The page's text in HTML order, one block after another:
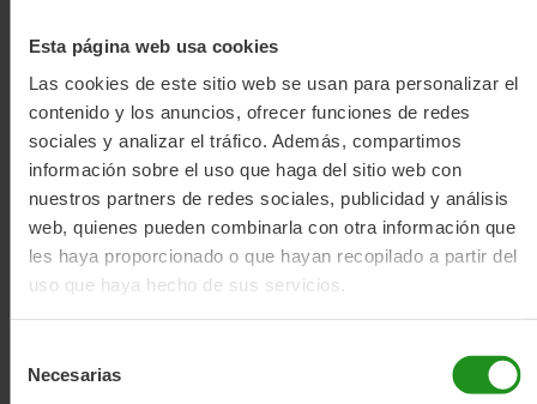
Esta página web usa cookies
Las cookies de este sitio web se usan para personalizar el
contenido y los anuncios, ofrecer funciones de redes
sociales y analizar el tráfico. Además, compartimos
información sobre el uso que haga del sitio web con
nuestros partners de redes sociales, publicidad y análisis
web, quienes pueden combinarla con otra información que
les haya proporcionado o que hayan recopilado a partir del
uso que haya hecho de sus servicios.
Necesarias
Unboxing Moma Rock FS